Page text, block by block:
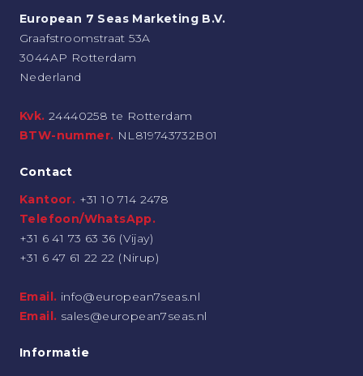
European 7 Seas Marketing B.V.
Graafstroomstraat 53A
3044AP Rotterdam
Nederland
Kvk. 24440258 te Rotterdam
BTW-nummer. NL819743732B01
Contact
Kantoor. +31 10 714 2478
Telefoon/WhatsApp.
+31 6 41 73 63 36 (Vijay)
+31 6 47 61 22 22 (Nirup)
Email. info@european7seas.nl
Email. sales@european7seas.nl
Informatie